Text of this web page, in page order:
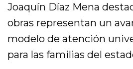
Joaquín Díaz Mena
obras representan un
modelo de atención
para las familias del